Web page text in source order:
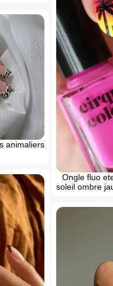
Ongle fluo
soleil ombre
animaliers